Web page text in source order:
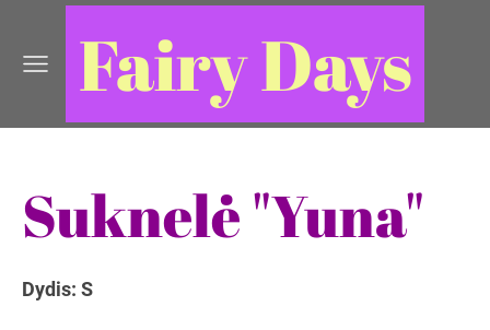
Fairy Days
Suknelė "Yuna"
Dydis: S